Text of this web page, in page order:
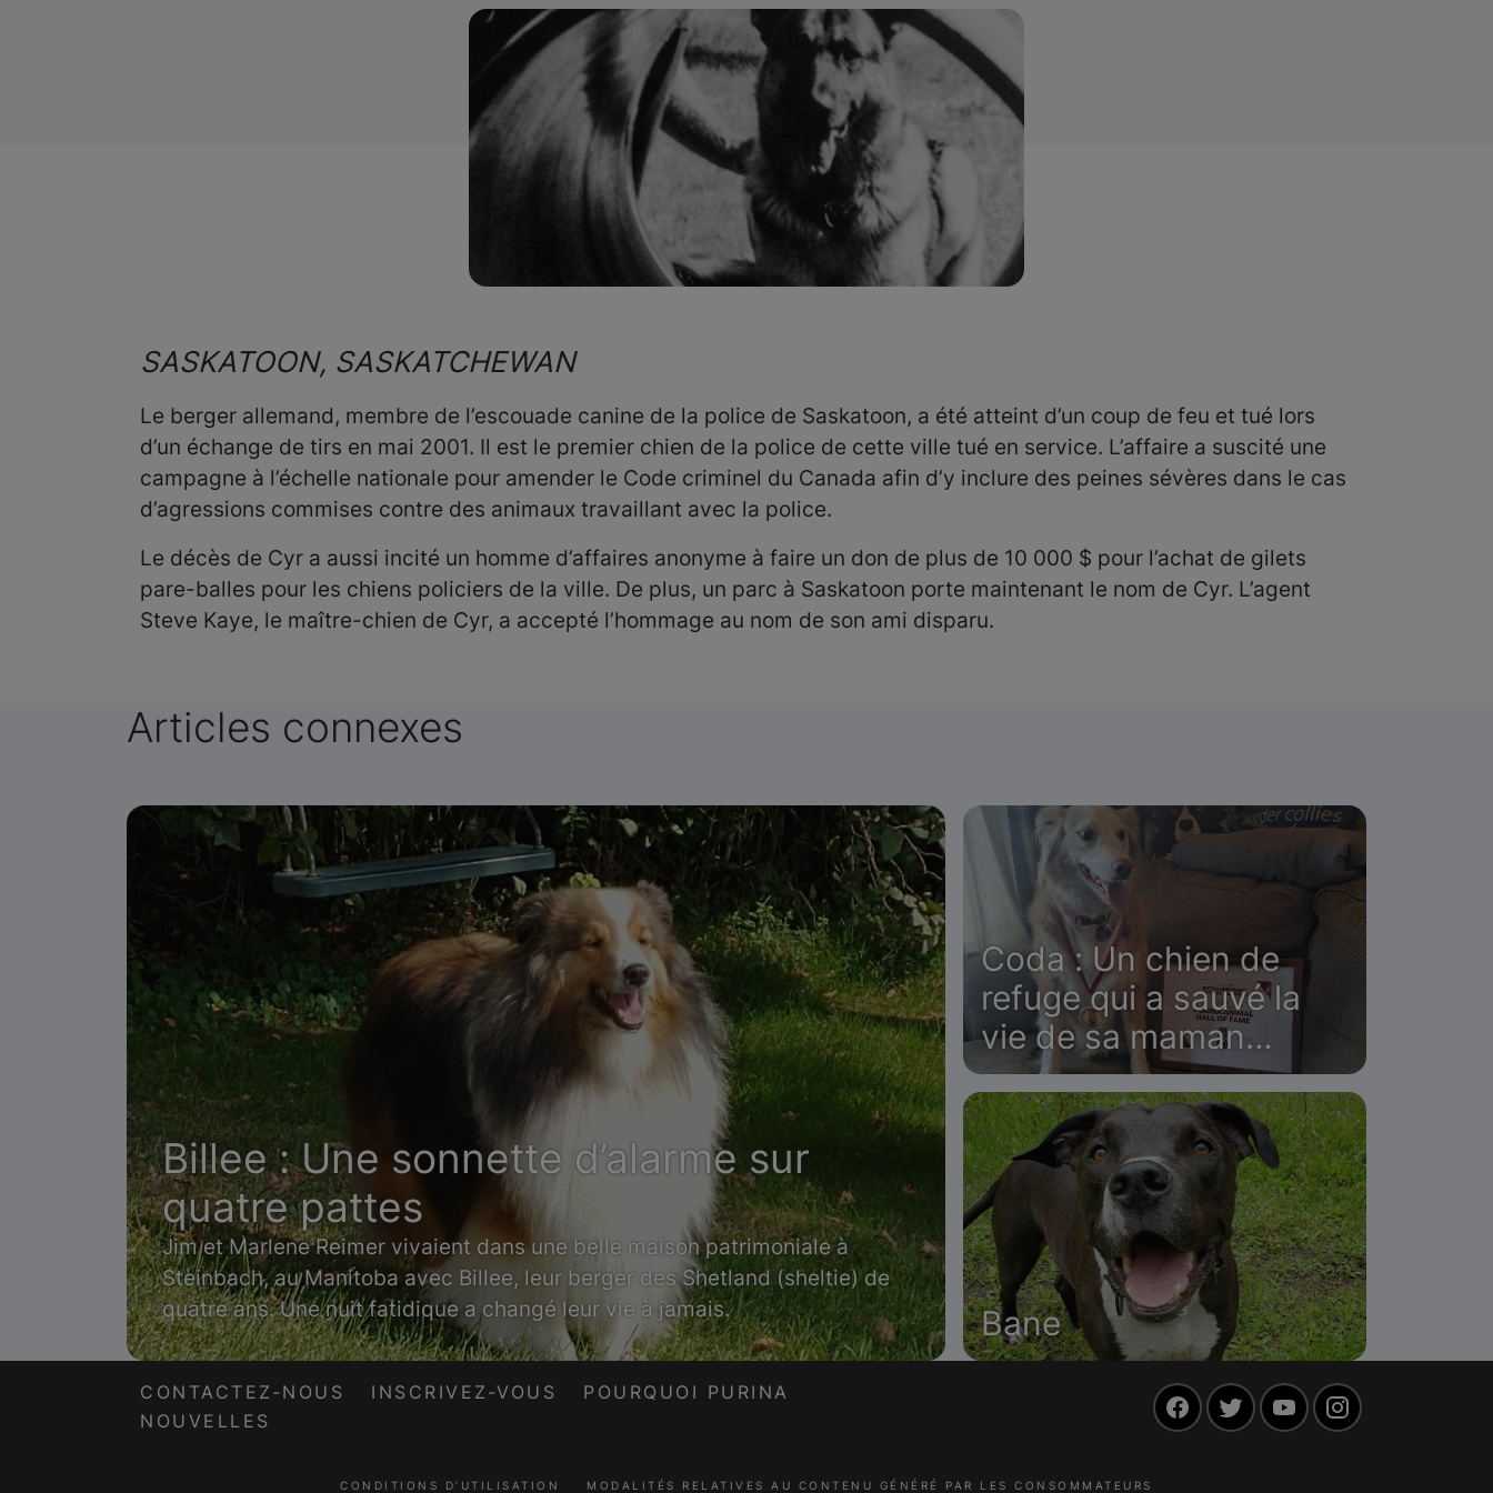
SASKATOON, SASKATCHEWAN
Le berger allemand, membre de l’escouade canine de la police de Saskatoon, a été atteint d’un coup de feu et tué lors
d’un échange de tirs en mai 2001. Il est le premier chien de la police de cette ville tué en service. L’affaire a suscité une
campagne à l’échelle nationale pour amender le Code criminel du Canada afin d’y inclure des peines sévères dans le cas
d’agressions commises contre des animaux travaillant avec la police.
Le décès de Cyr a aussi incité un homme d’affaires anonyme à faire un don de plus de 10 000 $ pour l’achat de gilets
pare-balles pour les chiens policiers de la ville. De plus, un parc à Saskatoon porte maintenant le nom de Cyr. L’agent
Steve Kaye, le maître-chien de Cyr, a accepté l’hommage au nom de son ami disparu.
Articles connexes
Billee : Une sonnette d’alarme sur
quatre pattes
Jim et Marlene Reimer vivaient dans une belle maison patrimoniale à
Steinbach, au Manitoba avec Billee, leur berger des Shetland (sheltie) de
quatre ans. Une nuit fatidique a changé leur vie à jamais.
Coda : Un chien de
refuge qui a sauvé la
vie de sa maman
humaine
Bane
CONTACTEZ-NOUS INSCRIVEZ-VOUS
POURQUOI PURINA
NOUVELLES
FacebookTwitter YouTube
CONDITIONS D’UTILISATION MODALITÉS RELATIVES AU CONTENU GÉNÉRÉ PAR LES CONSOMMATEURS